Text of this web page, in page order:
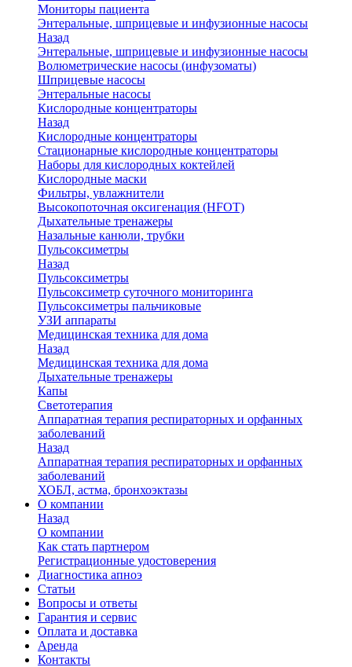
Мониторы пациента
Энтеральные, шприцевые и инфузионные насосы
Назад
Энтеральные, шприцевые и инфузионные насосы
Волюметрические насосы (инфузоматы)
Шприцевые насосы
Энтеральные насосы
Кислородные концентраторы
Назад
Кислородные концентраторы
Стационарные кислородные концентраторы
Наборы для кислородных коктейлей
Кислородные маски
Фильтры, увлажнители
Высокопоточная оксигенация (HFOT)
Дыхательные тренажеры
Назальные канюли, трубки
Пульсоксиметры
Назад
Пульсоксиметры
Пульсоксиметр суточного мониторинга
Пульсоксиметры пальчиковые
УЗИ аппараты
Медицинская техника для дома
Назад
Медицинская техника для дома
Дыхательные тренажеры
Капы
Светотерапия
Аппаратная терапия респираторных и орфанных
заболеваний
Назад
Аппаратная терапия респираторных и орфанных
заболеваний
ХОБЛ, астма, бронхоэктазы
О компании
Назад
О компании
Как стать партнером
Регистрационные удостоверения
Диагностика апноэ
Статьи
Вопросы и ответы
Гарантия и сервис
Оплата и доставка
Аренда
Контакты